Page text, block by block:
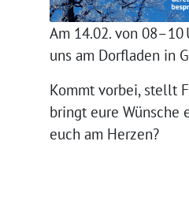
Am 14.02. von
uns am Dorfladen in
Kommt vorbei, stellt
bringt eure Wünsche
euch am Herzen?